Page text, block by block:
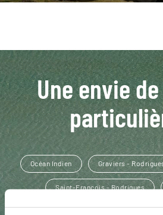
Une envie
Océan Indien Graviers -
Saint-François - Rodrigues
Archipel des Mascareignes